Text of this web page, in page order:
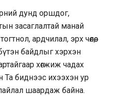
дунд оршдог,
засаглалтай манай
ардчилал, эрх чөлөө,
байдлыг хэрхэн
хөгжиж чадах
Та биднээс ихээхэн ур
шаардаж байна.